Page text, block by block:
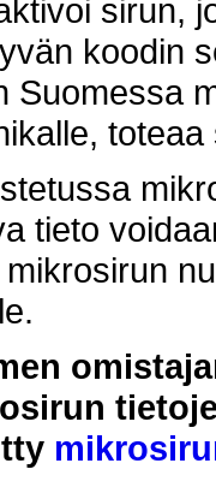
sirun,
koodin
Suomessa
tieto